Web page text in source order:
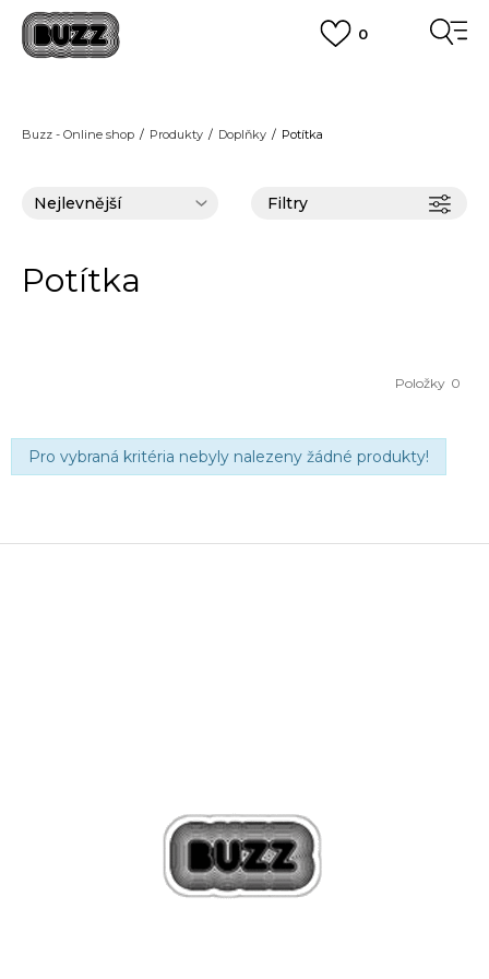
0
pro objednávky nad 2.500 Kč (neplatí pro Click&Collect)
Buzz - Online shop Produkty Doplňky Potítka
Filtry
Potítka
0
Položky
Pro vybraná kritéria nebyly nalezeny žádné produkty!